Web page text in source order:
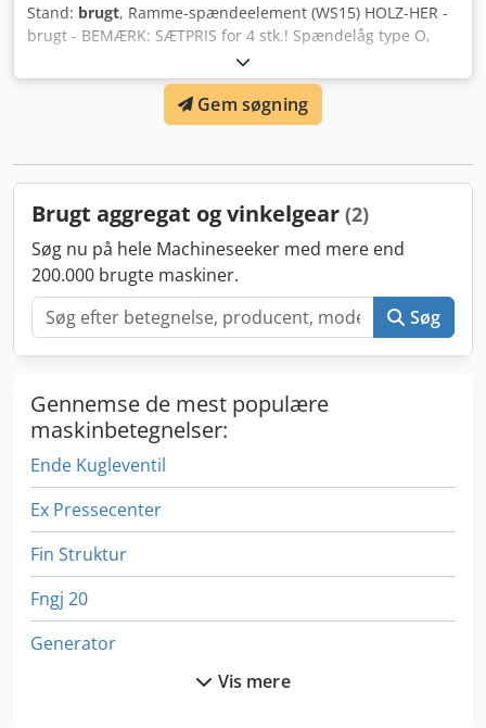
Stand: brugt, Ramme-spændeelement (WS15) HOLZ-HER -
brugt - BEMÆRK: SÆTPRIS for 4 stk.! Spændelåg type O,
Spænding på konsollen via vippekontakt, Åbne/lukke via
vippekontakt Dcjdpfx Aovtrk Ajcwok ----- Tekniske data -----
Spændeområde: 40-115 mmGem søgning
Brugt aggregat og vinkelgear (2)
Søg nu på hele Machineseeker med mere end
200.000 brugte maskiner.
Søg
Gennemse de mest populære
maskinbetegnelser:
Ende Kugleventil
Ex Pressecenter
Fin Struktur
Fngj 20
Generator
Vis mere